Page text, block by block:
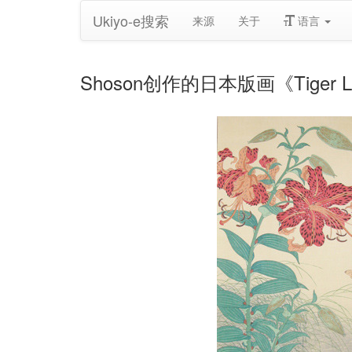
Ukiyo-e搜索 来源 关于 语言
Shoson创作的日本版画《Tiger